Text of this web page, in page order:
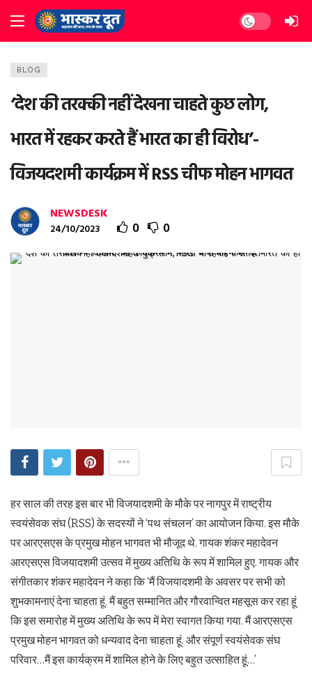
Dark mode
BLOG
‘देश की तरक्की नहीं देखना चाहते कुछ लोग,
भारत में रहकर करते हैं भारत का ही विरोध’-
विजयदशमी कार्यक्रम में RSS चीफ मोहन भागवत
NEWSDESK
24/10/2023 0 0
हर साल की तरह इस बार भी विजयादशमी के मौके पर नागपुर में राष्ट्रीय
स्वयंसेवक संघ (RSS) के सदस्यों ने ‘पथ संचलन’ का आयोजन किया. इस मौके
पर आरएसएस के प्रमुख मोहन भागवत भी मौजूद थे. गायक शंकर महादेवन
आरएसएस विजयादशमी उत्सव में मुख्य अतिथि के रूप में शामिल हुए. गायक और
संगीतकार शंकर महादेवन ने कहा कि ‘मैं विजयादशमी के अवसर पर सभी को
शुभकामनाएं देना चाहता हूं. मैं बहुत सम्मानित और गौरवान्वित महसूस कर रहा हूं
कि इस समारोह में मुख्य अतिथि के रूप में मेरा स्वागत किया गया. मैं आरएसएस
प्रमुख मोहन भागवत को धन्यवाद देना चाहता हूं. और संपूर्ण स्वयंसेवक संघ
परिवार…मैं इस कार्यक्रम में शामिल होने के लिए बहुत उत्साहित हूं…’